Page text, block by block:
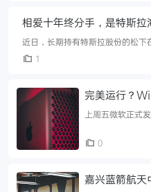
相爱十年终分手，是特斯拉
近日，长期持有特斯拉股份的松
时，公司已经以4000亿日元（约
1
完美运行？
除了这些无缺
上周五微软正式
PC的工具属性和
0
嘉兴蓝箭航天